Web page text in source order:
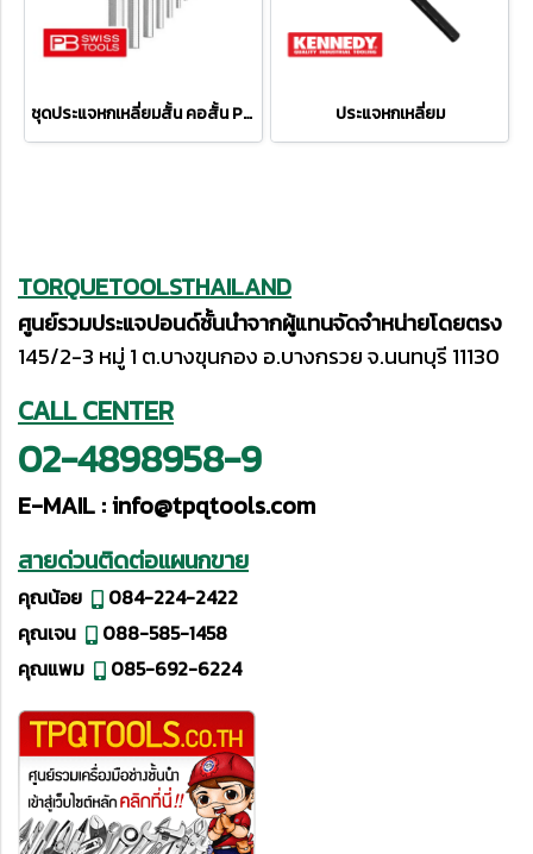
ชุดประแจหกเหลี่ยมสั้น คอสั้น PB2210H ประแจหกเหลี่ยม
TORQUETOOLSTHAILAND
ศูนย์รวมประแจปอนด์ชั้นนำจากผู้แทนจัดจำหน่ายโดยตรง
145/2-3 หมู่ 1 ต.บางขุนกอง อ.บางกรวย จ.นนทบุรี 11130
CALL CENTER
02-4898958-9
E-MAIL :info@tpqtools.com
สายด่วนติดต่อแผนกขาย
คุณน้อย
084-224-2422
คุณเจน
088-585-1458
คุณแพม
085-692-6224